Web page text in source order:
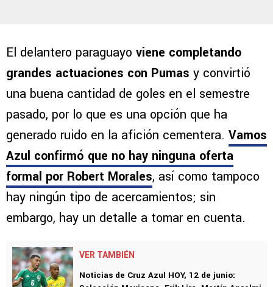
El delantero paraguayo viene completando
grandes actuaciones con Pumas y convirtió
una buena cantidad de goles en el semestre
pasado, por lo que es una opción que ha
generado ruido en la afición cementera. Vamos
Azul confirmó que no hay ninguna oferta
formal por Robert Morales, así como tampoco
hay ningún tipo de acercamientos; sin
embargo, hay un detalle a tomar en cuenta.
VER TAMBIÉN
Noticias de Cruz Azul HOY, 12 de junio: